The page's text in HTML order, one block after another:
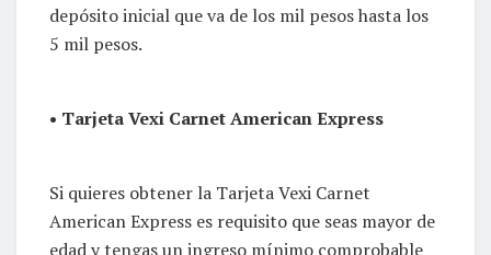
depósito inicial que va de los mil pesos hasta los
5 mil pesos.
• Tarjeta Vexi Carnet American Express
Si quieres obtener la Tarjeta Vexi Carnet
American Express es requisito que seas mayor de
edad y tengas un ingreso mínimo comprobable